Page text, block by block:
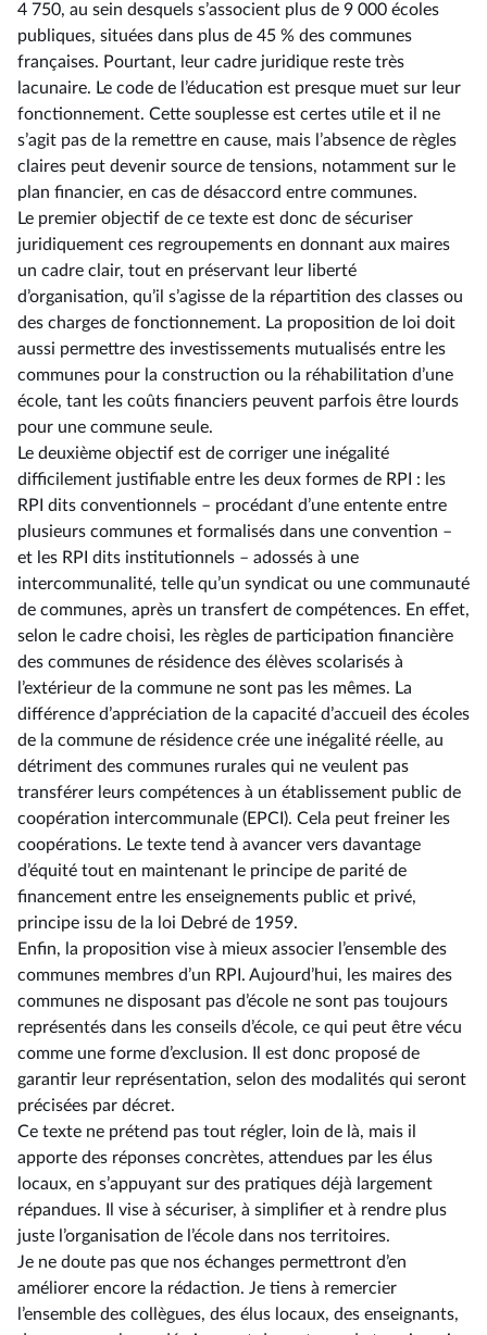
4 750, au sein desquels s’associent plus de 9 000 écoles
publiques, situées dans plus de 45 % des communes
françaises. Pourtant, leur cadre juridique reste très
lacunaire. Le code de l’éducation est presque muet sur leur
fonctionnement. Cette souplesse est certes utile et il ne
s’agit pas de la remettre en cause, mais l’absence de règles
claires peut devenir source de tensions, notamment sur le
plan financier, en cas de désaccord entre communes.
Le premier objectif de ce texte est donc de sécuriser
juridiquement ces regroupements en donnant aux maires
un cadre clair, tout en préservant leur liberté
d’organisation, qu’il s’agisse de la répartition des classes ou
des charges de fonctionnement. La proposition de loi doit
aussi permettre des investissements mutualisés entre les
communes pour la construction ou la réhabilitation d’une
école, tant les coûts financiers peuvent parfois être lourds
pour une commune seule.
Le deuxième objectif est de corriger une inégalité
difficilement justifiable entre les deux formes de RPI : les
RPI dits conventionnels –⁠ procédant d’une entente entre
plusieurs communes et formalisés dans une convention –
et les RPI dits institutionnels –⁠ adossés à une
intercommunalité, telle qu’un syndicat ou une communauté
de communes, après un transfert de compétences. En effet,
selon le cadre choisi, les règles de participation financière
des communes de résidence des élèves scolarisés à
l’extérieur de la commune ne sont pas les mêmes. La
différence d’appréciation de la capacité d’accueil des écoles
de la commune de résidence crée une inégalité réelle, au
détriment des communes rurales qui ne veulent pas
transférer leurs compétences à un établissement public de
coopération intercommunale (EPCI). Cela peut freiner les
coopérations. Le texte tend à avancer vers davantage
d’équité tout en maintenant le principe de parité de
financement entre les enseignements public et privé,
principe issu de la loi Debré de 1959.
Enfin, la proposition vise à mieux associer l’ensemble des
communes membres d’un RPI. Aujourd’hui, les maires des
communes ne disposant pas d’école ne sont pas toujours
représentés dans les conseils d’école, ce qui peut être vécu
comme une forme d’exclusion. Il est donc proposé de
garantir leur représentation, selon des modalités qui seront
précisées par décret.
Ce texte ne prétend pas tout régler, loin de là, mais il
apporte des réponses concrètes, attendues par les élus
locaux, en s’appuyant sur des pratiques déjà largement
répandues. Il vise à sécuriser, à simplifier et à rendre plus
juste l’organisation de l’école dans nos territoires.
Je ne doute pas que nos échanges permettront d’en
améliorer encore la rédaction. Je tiens à remercier
l’ensemble des collègues, des élus locaux, des enseignants,